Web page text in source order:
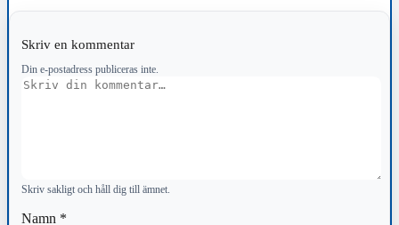
Skriv en kommentar
Din e-postadress publiceras inte.
Kommentar
Skriv sakligt och håll dig till ämnet.
Namn *